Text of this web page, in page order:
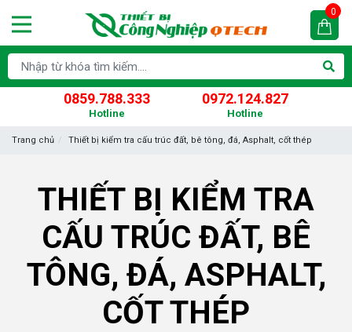
0859.788.333
Hotline
0972.124.827
Hotline
0
Trang chủ Thiết bị kiểm tra cấu trúc đất, bê tông, đá, Asphalt, cốt thép
THIẾT BỊ KIỂM TRA
CẤU TRÚC ĐẤT, BÊ
TÔNG, ĐÁ, ASPHALT,
CỐT THÉP